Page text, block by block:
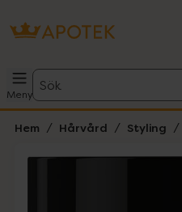
Meny
Sök
Hem Hårvård Styling